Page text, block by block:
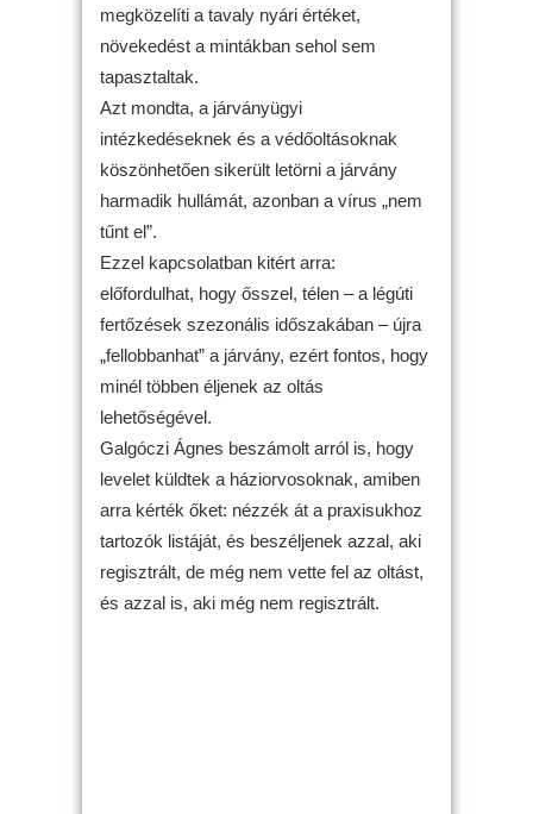
megközelíti a tavaly nyári értéket,
növekedést a mintákban sehol sem
tapasztaltak.
Azt mondta, a járványügyi
intézkedéseknek és a védőoltásoknak
köszönhetően sikerült letörni a járvány
harmadik hullámát, azonban a vírus „nem
tűnt el”.
Ezzel kapcsolatban kitért arra:
előfordulhat, hogy ősszel, télen – a légúti
fertőzések szezonális időszakában – újra
„fellobbanhat” a járvány, ezért fontos, hogy
minél többen éljenek az oltás
lehetőségével.
Galgóczi Ágnes beszámolt arról is, hogy
levelet küldtek a háziorvosoknak, amiben
arra kérték őket: nézzék át a praxisukhoz
tartozók listáját, és beszéljenek azzal, aki
regisztrált, de még nem vette fel az oltást,
és azzal is, aki még nem regisztrált.